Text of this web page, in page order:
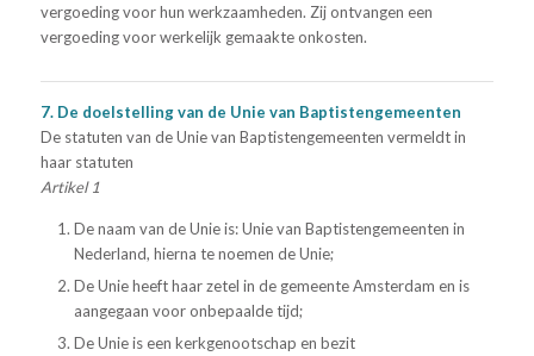
vergoeding voor hun werkzaamheden. Zij ontvangen een
vergoeding voor werkelijk gemaakte onkosten.
7. De doelstelling van de Unie van Baptistengemeenten
De statuten van de Unie van Baptistengemeenten vermeldt in
haar statuten
Artikel 1
De naam van de Unie is: Unie van Baptistengemeenten in
Nederland, hierna te noemen de Unie;
De Unie heeft haar zetel in de gemeente Amsterdam en is
aangegaan voor onbepaalde tijd;
De Unie is een kerkgenootschap en bezit